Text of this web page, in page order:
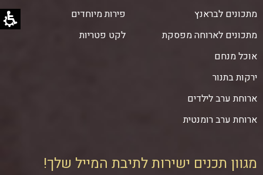
מתכונים לבראנץ
מתכונים לארוחה מפסקת
אוכל מנחם
ירקות בתנור
ארוחת ערב לילדים
ארוחת ערב רומנטית
פירות מיוחדים
לקט פטריות
מגוון תכנים ישירות לתיבת המייל שלך!